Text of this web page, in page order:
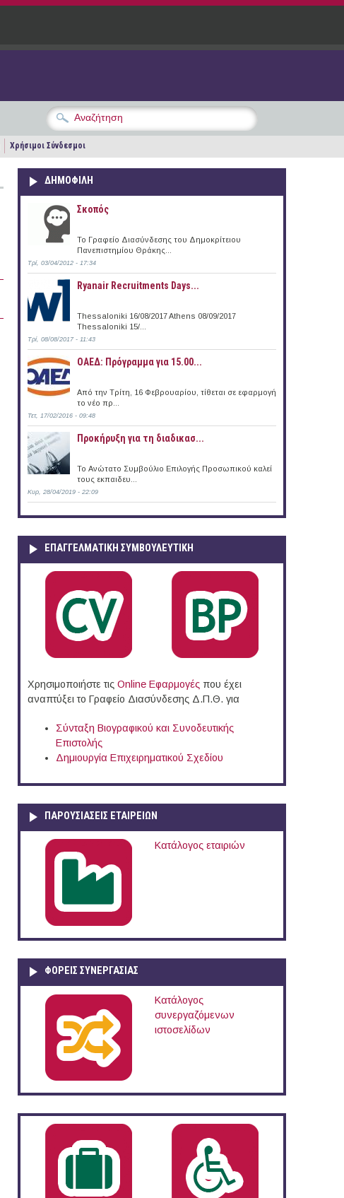
Χρήσιμοι Σύνδεσμοι
ΔΗΜΟΦΙΛΗ
Σκοπός
Το Γραφείο Διασύνδεσης του Δημοκρίτειου
Πανεπιστημίου Θράκης...
Τρί, 03/04/2012 - 17:34
Ryanair Recruitments Days...
Thessaloniki 16/08/2017 Athens 08/09/2017
Thessaloniki 15/...
Τρί, 08/08/2017 - 11:43
ΟΑΕΔ: Πρόγραμμα για 15.00...
Από την Τρίτη, 16 Φεβρουαρίου, τίθεται σε εφαρμογή
το νέο πρ...
Τετ, 17/02/2016 - 09:48
Προκήρυξη για τη διαδικασ...
Το Ανώτατο Συμβούλιο Επιλογής Προσωπικού καλεί
τους εκπαιδευ...
Κυρ, 28/04/2019 - 22:09
ΕΠΑΓΓΕΛΜΑΤΙΚΉ ΣΥΜΒΟΥΛΕΥΤΙΚΉ
Χρησιμοποιήστε τις Online Eφαρμογές που έχει
αναπτύξει το Γραφείο Διασύνδεσης Δ.Π.Θ. για
Σύνταξη Βιογραφικού και Συνοδευτικής
Επιστολής
Δημιουργία Επιχειρηματικού Σχεδίου
ΠΑΡΟΥΣΙΆΣΕΙΣ ΕΤΑΙΡΕΙΏΝ
Κατάλογος εταιριών
ΦΟΡΕΙΣ ΣΥΝΕΡΓΑΣΙΑΣ
Κατάλογος
συνεργαζόμενων
ιστοσελίδων